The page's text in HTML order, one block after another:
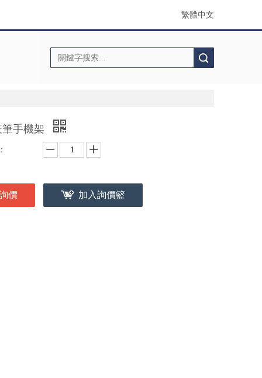
繁體中文
手機架
價 加入詢價籃